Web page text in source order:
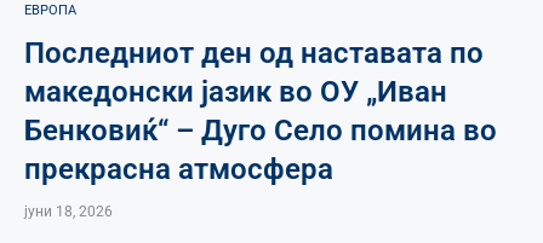
ЕВРОПА
Последниот ден од наставата по
македонски јазик во ОУ „Иван
Бенковиќ“ – Дуго Село помина во
прекрасна атмосфера
јуни 18, 2026